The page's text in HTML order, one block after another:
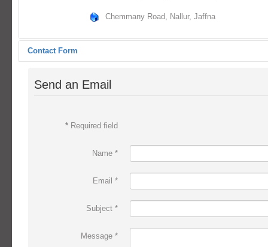
Chemmany Road, Nallur, Jaffna
Contact Form
Send an Email
*Required field
Name*
Email *
Subject*
Message*